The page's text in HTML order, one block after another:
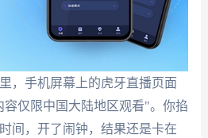
，手机屏幕上的虎牙直播页面
仅限中国大陆地区观看"。你掐
间，开了闹钟，结果还是卡在